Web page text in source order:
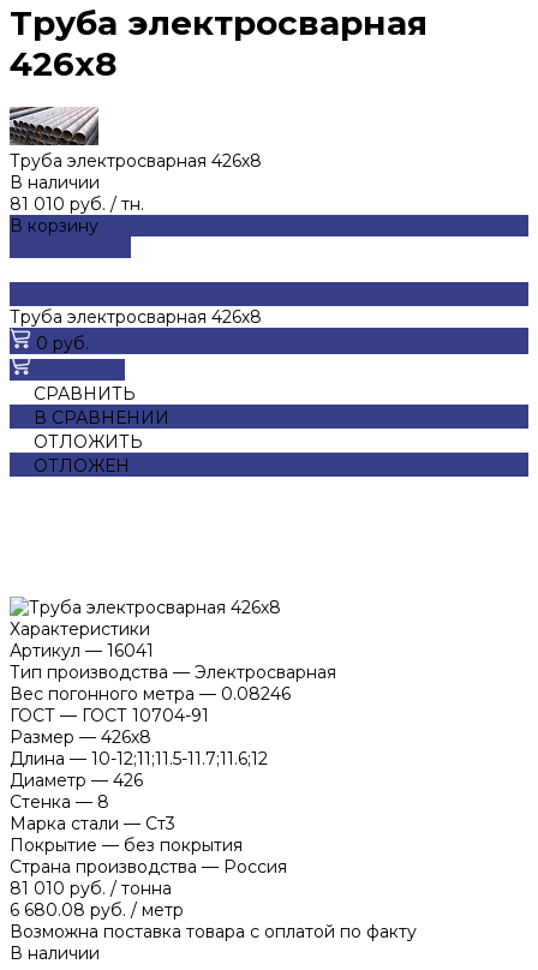
Труба электросварная
426х8
Труба электросварная 426х8
В наличии
81 010 руб. / тн.
В корзину
Труба электросварная 426х8
0 руб.
СРАВНИТЬ
В СРАВНЕНИИ
ОТЛОЖИТЬ
ОТЛОЖЕН
Характеристики
Артикул — 16041
Тип производства — Электросварная
Вес погонного метра — 0.08246
ГОСТ — ГОСТ 10704-91
Размер — 426х8
Длина — 10-12;11;11.5-11.7;11.6;12
Диаметр — 426
Стенка — 8
Марка стали — Ст3
Покрытие — без покрытия
Страна производства — Россия
81 010 руб. / тонна
6 680.08 руб. / метр
Возможна поставка товара с оплатой по факту
В наличии